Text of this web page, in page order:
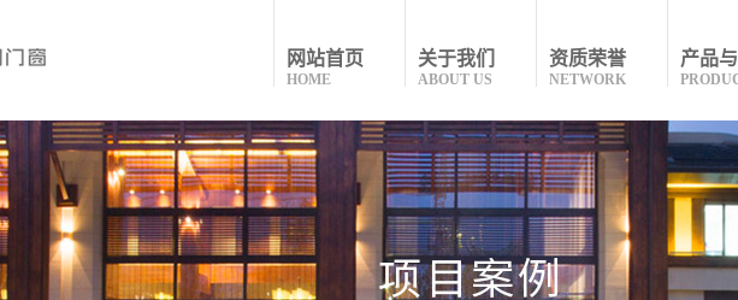
网站首页
HOME
关于我们
ABOUT US
资质荣誉
NETWORK
产品